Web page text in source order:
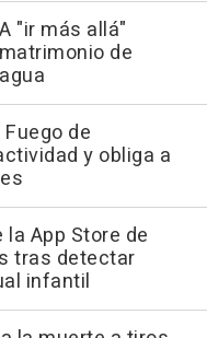
"ir más allá"
de
de
y obliga a
App Store de
tras detectar
infantil